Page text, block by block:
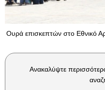
Ουρά επισκεπτών στο Εθνικό
Ανακαλύψτε